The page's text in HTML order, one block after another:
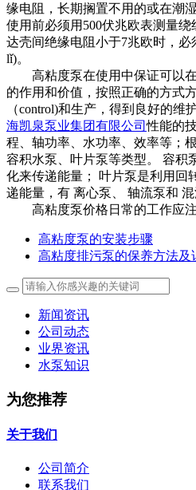
缘电阻，长期搁置不用的或在潮
使用前必须用500伏兆欧表测量
达壳间绝缘电阻小于7兆欧时，必
lǐ)。
高粘度泵在使用中保证可以在
的作用和价值，按照正确的方式
（control)和生产，得到良好的维
海凯泉泵业集团有限公司性能的
程、轴功率、水功率、效率等；
容积水泵、叶片泵等类型。 容积
化来传递能量； 叶片泵是利用回
递能量，有 离心泵、 轴流泵和 混
高粘度泵价格日常的工作应
高粘度泵的安装步骤
高粘度排污泵的保养方法及
新闻资讯
公司动态
业界资讯
水泵知识
为您推荐
关于我们
公司简介
联系我们